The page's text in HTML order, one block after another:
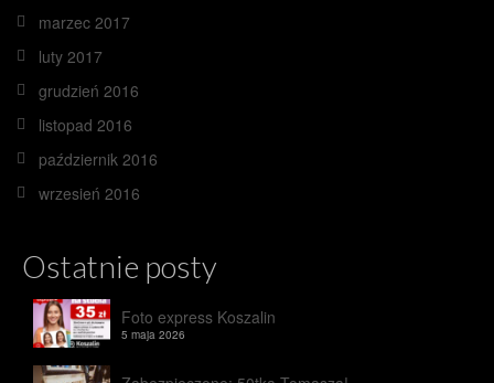
marzec 2017
luty 2017
grudzień 2016
listopad 2016
październik 2016
wrzesień 2016
Ostatnie posty
Foto express Koszalin
5 maja 2026